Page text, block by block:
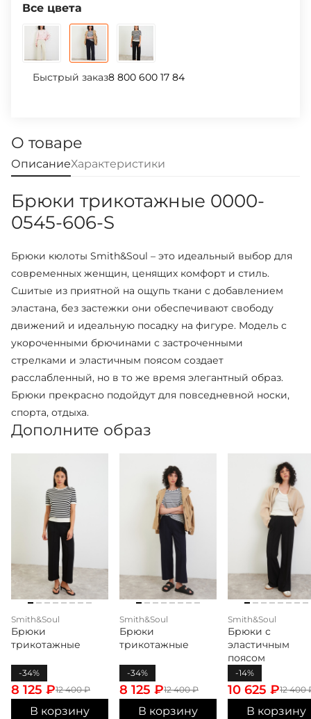
Все цвета
Быстрый заказ8 800 600 17 84
О товаре
ОписаниеХарактеристики
Брюки трикотажные 0000-
0545-606-S
Брюки кюлоты Smith&Soul – это идеальный выбор для
современных женщин, ценящих комфорт и стиль.
Сшитые из приятной на ощупь ткани с добавлением
эластана, без застежки они обеспечивают свободу
движений и идеальную посадку на фигуре. Модель с
укороченными брючинами с застроченными
стрелками и эластичным поясом создает
расслабленный, но в то же время элегантный образ.
Брюки прекрасно подойдут для повседневной носки,
спорта, отдыха.
Дополните образ
Smith&Soul
Брюки
трикотажные
-34%
12 400₽
8 125 ₽
В корзину
Smith&Soul
Брюки
трикотажные
-34%
12 400₽
8 125 ₽
В корзину
Smith&Soul
Брюки с
эластичным
поясом
-14%
12 400
10 625 ₽
В корзину